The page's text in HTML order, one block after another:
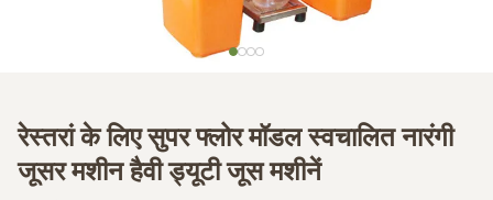
रेस्तरां के लिए सुपर फ्लोर मॉडल स्वचालित नारंगी
जूसर मशीन हैवी ड्यूटी जूस मशीनें